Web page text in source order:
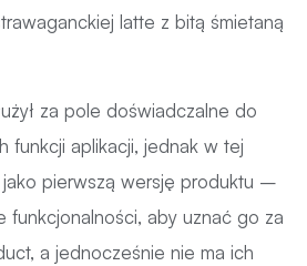
latte z bitą śmietaną
za pole doświadczalne do
funkcji aplikacji, jednak w tej
pierwszą wersję produktu –
funkcjonalności, aby uznać go za
a jednocześnie nie ma ich